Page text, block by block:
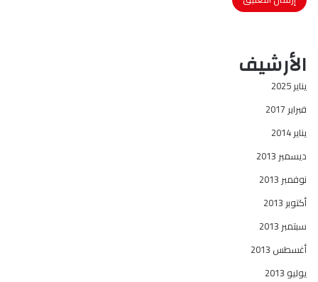
الأرشيف
يناير 2025
فبراير 2017
يناير 2014
ديسمبر 2013
نوفمبر 2013
أكتوبر 2013
سبتمبر 2013
أغسطس 2013
يوليو 2013